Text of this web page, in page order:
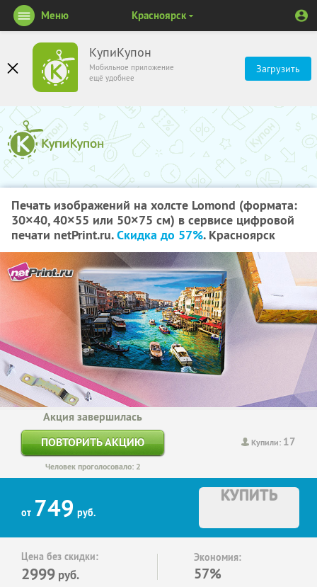
КупиКупон
Мобильное приложение
ещё удобнее
Загрузить
Меню Красноярск
Печать изображений на холсте Lomond (формата:
30×40, 40×55 или 50×75 см) в сервисе цифровой
печати netPrint.ru.Скидка до 57%. Красноярск
Купили: 17
Акция завершилась
ПОВТОРИТЬ АКЦИЮ
Человек проголосовало: 2
от 749 руб.
КУПИТЬ
Цена без скидки:
2999 руб.
Экономия:
57%